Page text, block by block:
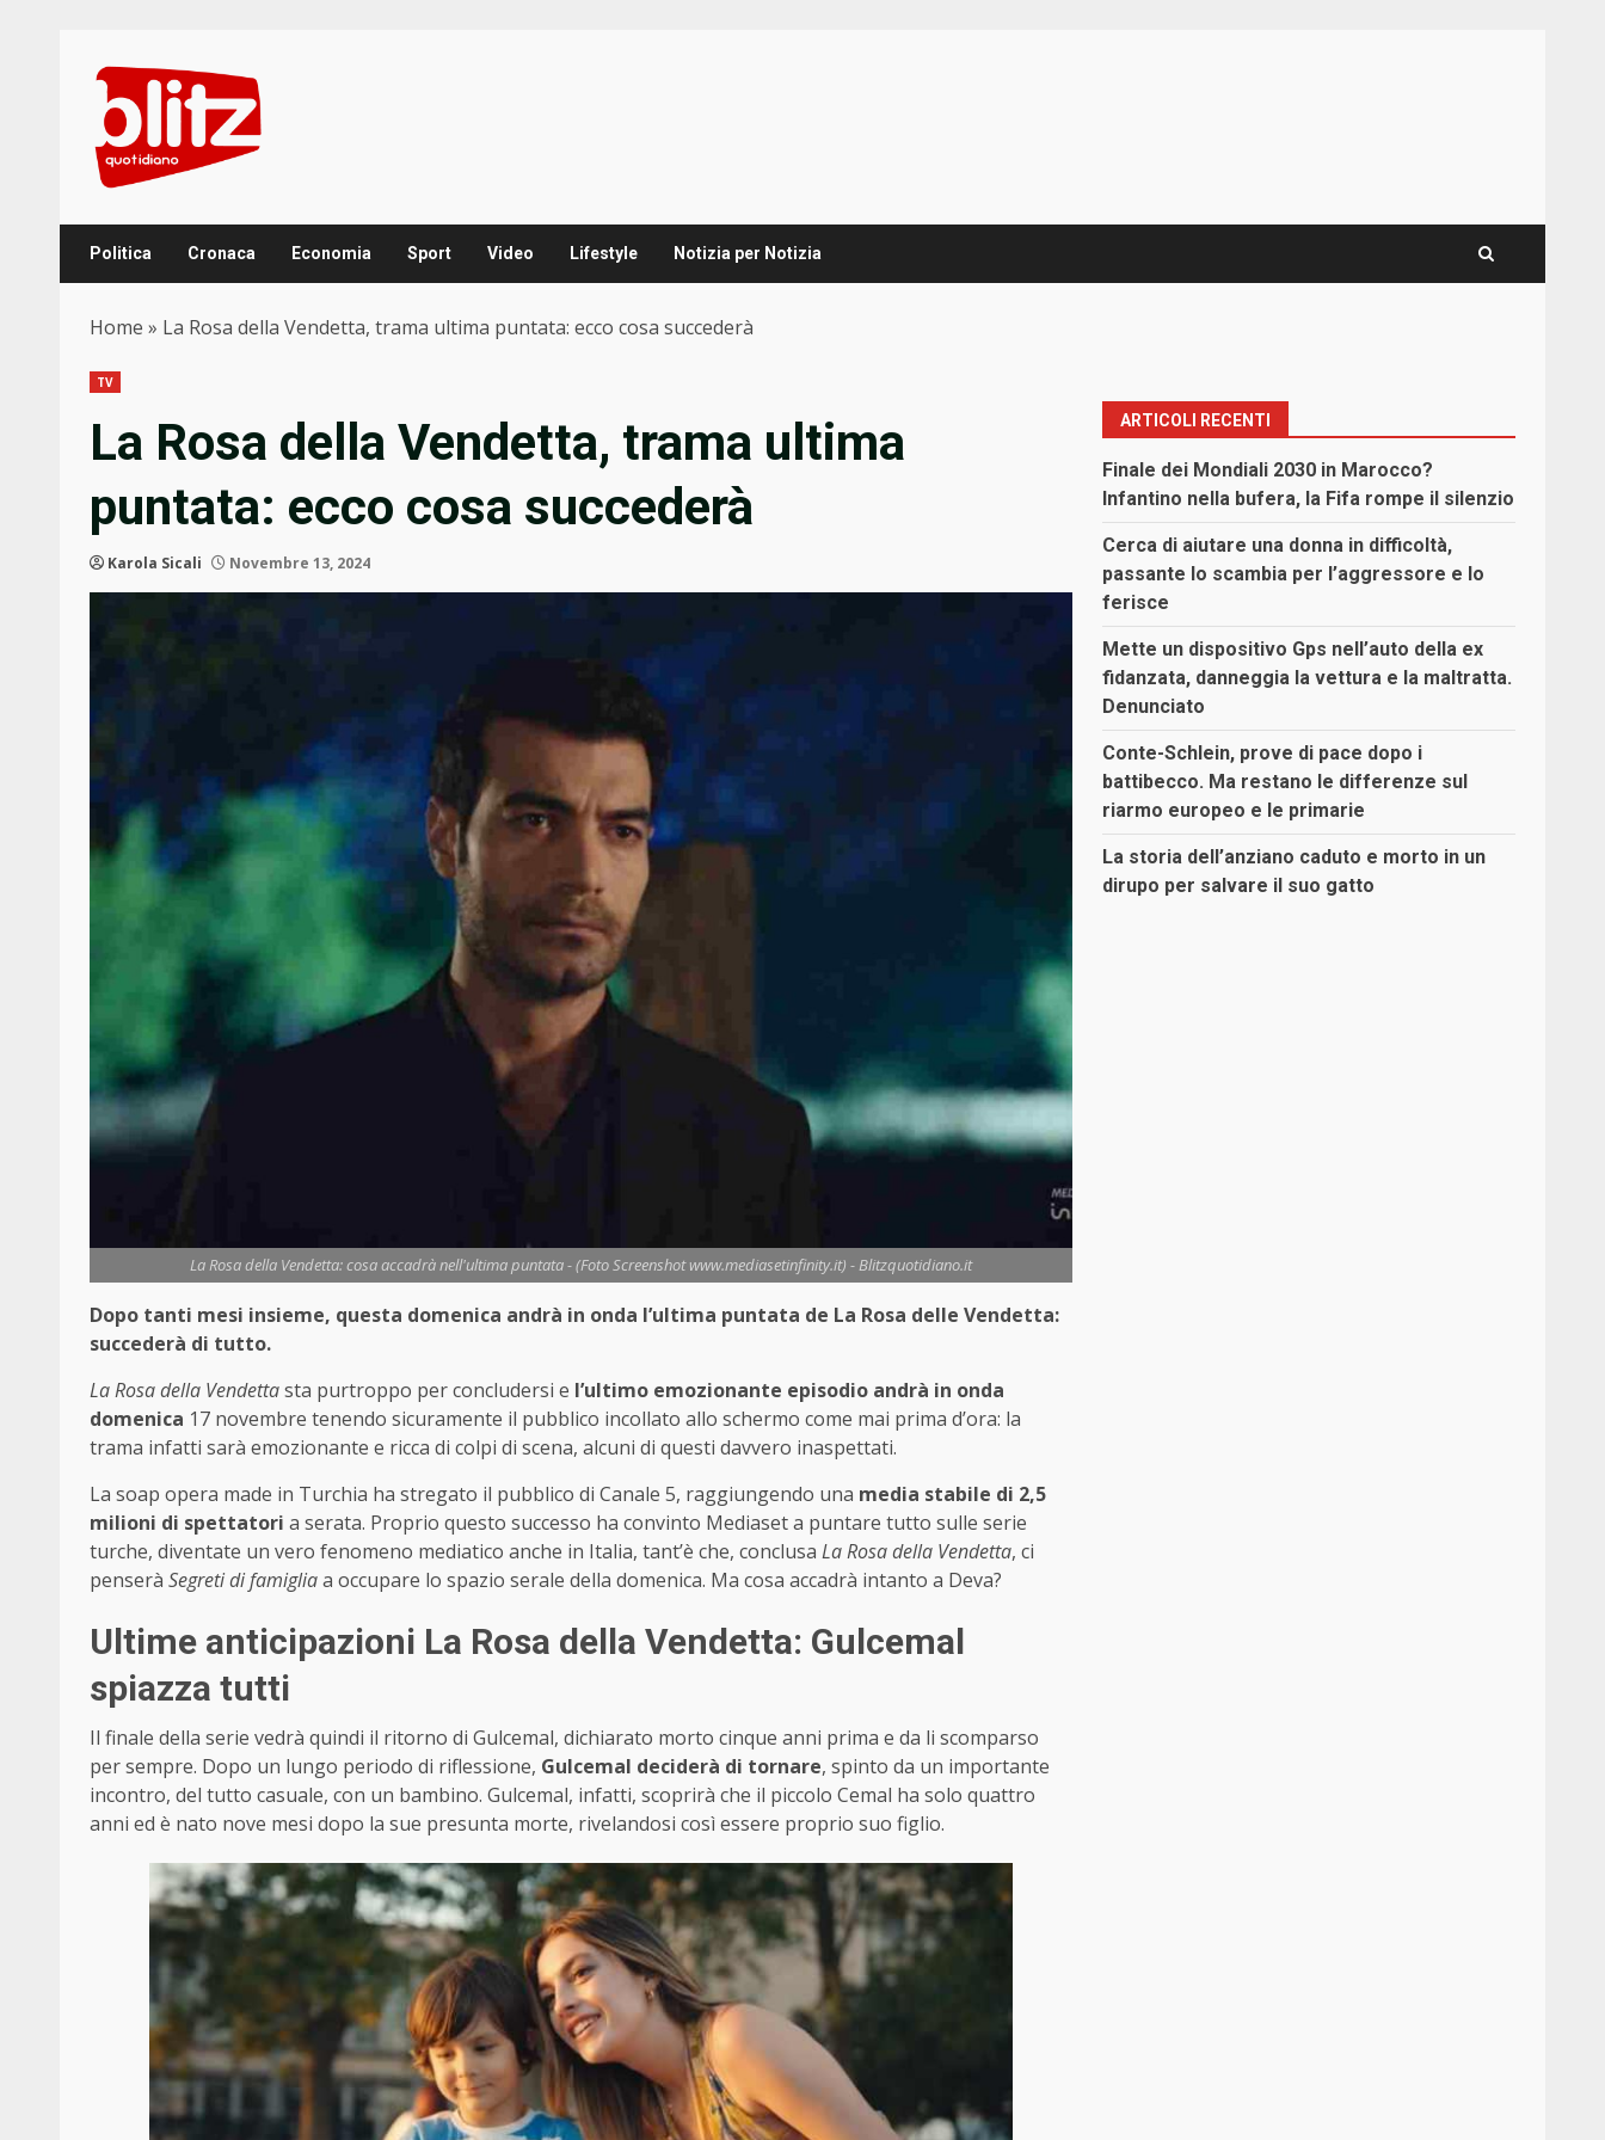
content
Politica Cronaca Economia Sport Video Lifestyle Notizia per Notizia
Home » La Rosa della Vendetta, trama ultima puntata: ecco cosa succederà
TV
La Rosa della Vendetta, trama ultima
puntata: ecco cosa succederà
Karola Sicali Novembre 13, 2024
La Rosa della Vendetta: cosa accadrà nell'ultima puntata - (Foto Screenshot www.mediasetinfinity.it) - Blitzquotidiano.it
Dopo tanti mesi insieme, questa domenica andrà in onda l’ultima puntata de La Rosa delle Vendetta:
succederà di tutto.
La Rosa della Vendettasta purtroppo per concludersi e l’ultimo emozionante episodio andrà in onda
domenica 17 novembre tenendo sicuramente il pubblico incollato allo schermo come mai prima d’ora: la
trama infatti sarà emozionante e ricca di colpi di scena, alcuni di questi davvero inaspettati.
La soap opera made in Turchia ha stregato il pubblico di Canale 5, raggiungendo una media stabile di 2,5
milioni di spettatori a serata. Proprio questo successo ha convinto Mediaset a puntare tutto sulle serie
turche, diventate un vero fenomeno mediatico anche in Italia, tant’è che, conclusa La Rosa della Vendetta, ci
penserà Segreti di famigliaa occupare lo spazio serale della domenica. Ma cosa accadrà intanto a Deva?
Ultime anticipazioni La Rosa della Vendetta: Gulcemal
spiazza tutti
Il finale della serie vedrà quindi il ritorno di Gulcemal, dichiarato morto cinque anni prima e da li scomparso
per sempre. Dopo un lungo periodo di riflessione, Gulcemal deciderà di tornare, spinto da un importante
incontro, del tutto casuale, con un bambino. Gulcemal, infatti, scoprirà che il piccolo Cemal ha solo quattro
anni ed è nato nove mesi dopo la sue presunta morte, rivelandosi così essere proprio suo figlio.
ARTICOLI RECENTI
Finale dei Mondiali 2030 in Marocco?
Infantino nella bufera, la Fifa rompe il silenzio
Cerca di aiutare una donna in difficoltà,
passante lo scambia per l’aggressore e lo
ferisce
Mette un dispositivo Gps nell’auto della ex
fidanzata, danneggia la vettura e la maltratta.
Denunciato
Conte-Schlein, prove di pace dopo i
battibecco. Ma restano le differenze sul
riarmo europeo e le primarie
La storia dell’anziano caduto e morto in un
dirupo per salvare il suo gatto